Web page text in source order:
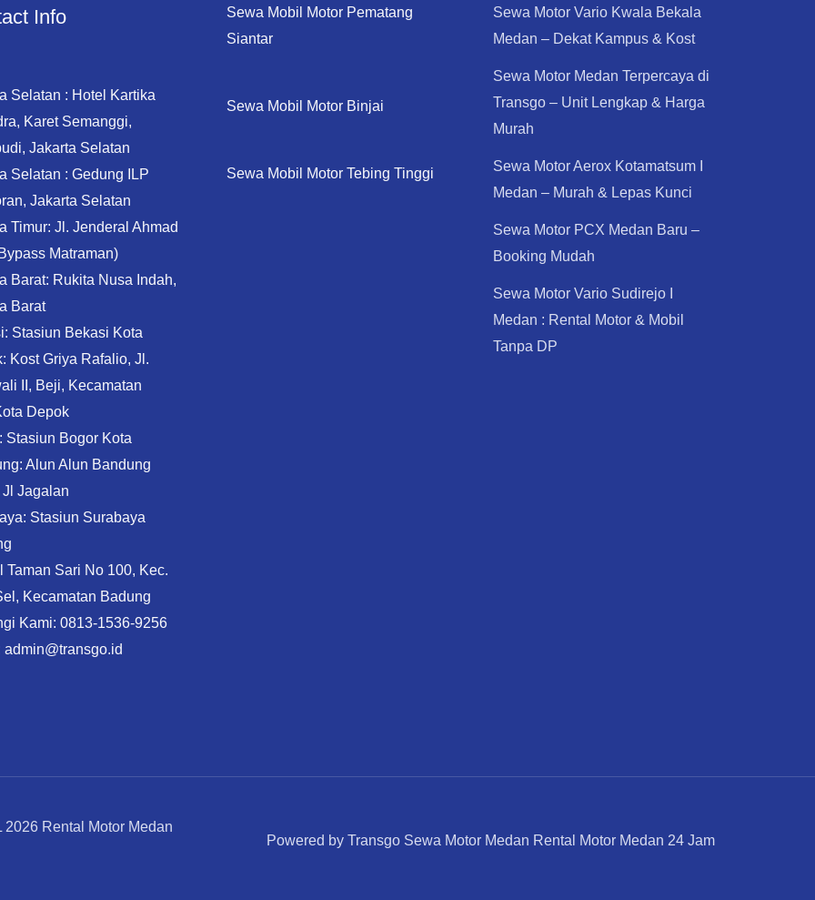
Info
Selatan : Hotel Kartika
Karet Semanggi,
Jakarta Selatan
Selatan : Gedung ILP
Jakarta Selatan
Timur: Jl. Jenderal Ahmad
Matraman)
Barat: Rukita Nusa Indah,
Barat
Stasiun Bekasi Kota
Kost Griya Rafalio, Jl.
II, Beji, Kecamatan
Depok
Stasiun Bogor Kota
Alun Alun Bandung
Jagalan
Stasiun Surabaya
Taman Sari No 100, Kec.
Kecamatan Badung
Kami: 0813-1536-9256
admin@transgo.id
Sewa Mobil Motor Pematang
Siantar
Sewa Mobil Motor Binjai
Sewa Mobil Motor Tebing Tinggi
Sewa Motor Vario Kwala Bekala
Medan – Dekat Kampus & Kost
Sewa Motor Medan Terpercaya di
Transgo – Unit Lengkap & Harga
Murah
Sewa Motor Aerox Kotamatsum I
Medan – Murah & Lepas Kunci
Sewa Motor PCX Medan Baru –
Booking Mudah
Sewa Motor Vario Sudirejo I
Medan : Rental Motor & Mobil
Tanpa DP
Rental Motor Medan
Powered by Transgo Sewa Motor Medan Rental Motor Medan 24 Jam